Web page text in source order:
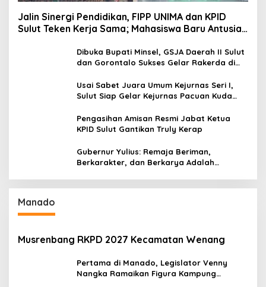
Jalin Sinergi Pendidikan, FIPP UNIMA dan KPID
Sulut Teken Kerja Sama; Mahasiswa Baru Antusias
Dibuka Bupati Minsel, GSJA Daerah II Sulut
dan Gorontalo Sukses Gelar Rakerda di
Usai Sabet Juara Umum Kejurnas Seri I,
Sulut Siap Gelar Kejurnas Pacuan Kuda
Pengasihan Amisan Resmi Jabat Ketua
KPID Sulut Gantikan Truly Kerap
Gubernur Yulius: Remaja Beriman,
Berkarakter, dan Berkarya Adalah
Manado
Musrenbang RKPD 2027 Kecamatan Wenang
Pertama di Manado, Legislator Venny
Nangka Ramaikan Figura Kampung